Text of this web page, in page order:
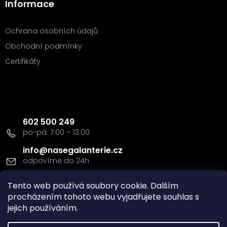
Tento web používá soubory cookie. Dalším
procházením tohoto webu vyjadřujete souhlas s
jejich používáním.
Informace
Ochrana osobních údajů
Obchodní podmínky
Certifikáty
info@nasegalanterie.cz
602 500 249
Doprava a platba